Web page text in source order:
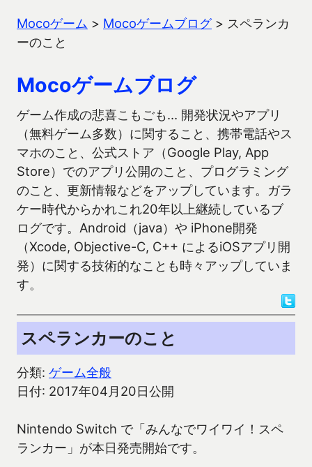
Mocoゲーム > Mocoゲームブログ> スペランカ
ーのこと
Mocoゲームブログ
ゲーム作成の悲喜こもごも… 開発状況やアプリ
（無料ゲーム多数）に関すること、携帯電話やス
マホのこと、公式ストア（Google Play, App
Store）でのアプリ公開のこと、プログラミング
のこと、更新情報などをアップしています。ガラ
ケー時代からかれこれ20年以上継続しているブ
ログです。Android（java）や iPhone開発
（Xcode, Objective-C, C++ によるiOSアプリ開
発）に関する技術的なことも時々アップしていま
す。
スペランカーのこと
分類: ゲーム全般
日付: 2017年04月20日公開
Nintendo Switch で「みんなでワイワイ！スペ
ランカー」が本日発売開始です。